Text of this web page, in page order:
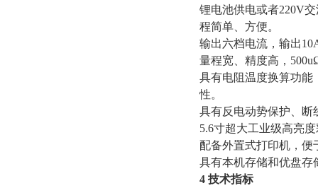
锂电池供电或者220V
程简单、方便。
输出六档电流，输出
量程宽、精度高，
具有电阻温度换算功能
性。
具有反电动势保护、断
5.6寸超大工业级高亮
配备外置式打印机，便
具有本机存储和优盘存
4 技术指标